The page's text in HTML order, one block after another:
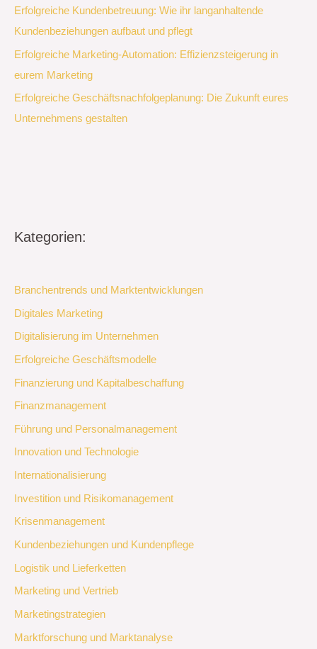
Erfolgreiche Kundenbetreuung: Wie ihr langanhaltende
Kundenbeziehungen aufbaut und pflegt
Erfolgreiche Marketing-Automation: Effizienzsteigerung in
eurem Marketing
Erfolgreiche Geschäftsnachfolgeplanung: Die Zukunft eures
Unternehmens gestalten
Kategorien:
Branchentrends und Marktentwicklungen
Digitales Marketing
Digitalisierung im Unternehmen
Erfolgreiche Geschäftsmodelle
Finanzierung und Kapitalbeschaffung
Finanzmanagement
Führung und Personalmanagement
Innovation und Technologie
Internationalisierung
Investition und Risikomanagement
Krisenmanagement
Kundenbeziehungen und Kundenpflege
Logistik und Lieferketten
Marketing und Vertrieb
Marketingstrategien
Marktforschung und Marktanalyse